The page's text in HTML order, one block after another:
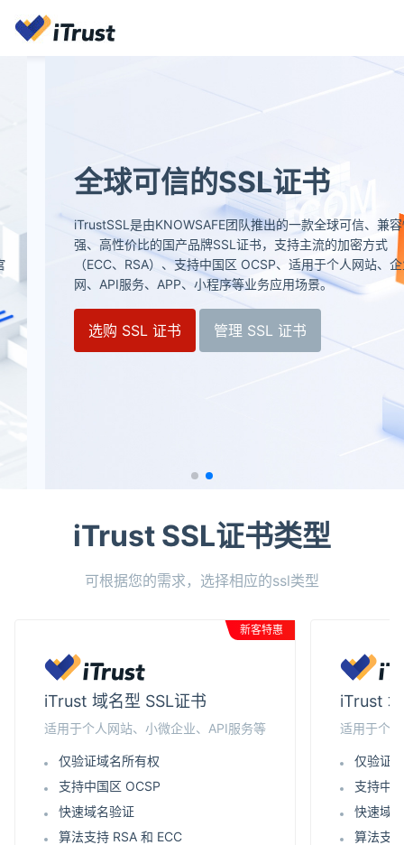
全球可信的SSL证书
iTrustSSL是由KNOWSAFE团队推出的一款全球可信、兼容性
强、高性价比的国产品牌SSL证书，支持主流的加密方式
（ECC、RSA）、支持中国区 OCSP、适用于个人网站、企业官
网、API服务、APP、小程序等业务应用场景。
选购 SSL 证书 管理 SSL 证书
iTrust SSL证书类型
可根据您的需求，选择相应的ssl类型
新客特惠
iTrust 域名型 SSL证书
适用于个人网站、小微企业、API服务等
仅验证域名所有权
支持中国区 OCSP
快速域名验证
算法支持 RSA 和 ECC
iTrust
适用于个
仅验证
支持中
快速域
算法支